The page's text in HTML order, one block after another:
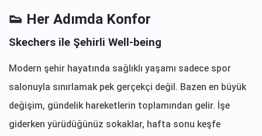
👟 Her Adımda Konfor
Skechers ile Şehirli Well-being
Modern şehir hayatında sağlıklı yaşamı sadece spor
salonuyla sınırlamak pek gerçekçi değil. Bazen en büyük
değişim, gündelik hareketlerin toplamından gelir. İşe
giderken yürüdüğünüz sokaklar, hafta sonu keşfe